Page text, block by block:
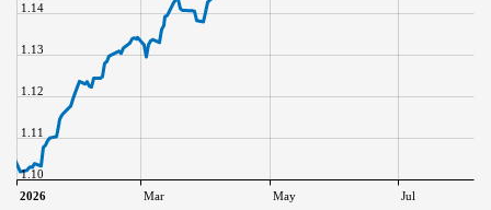
2026 Mar May Jul
1.10
1.11
1.12
1.13
1.14